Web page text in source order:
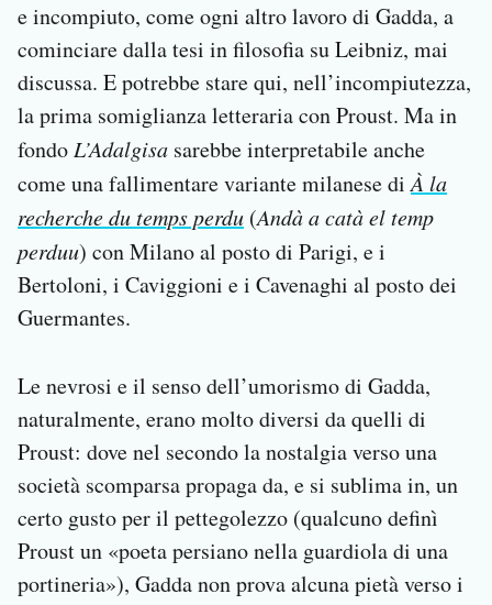
e incompiuto, come ogni altro lavoro di Gadda, a
cominciare dalla tesi in filosofia su Leibniz, mai
discussa. E potrebbe stare qui, nell’incompiutezza,
la prima somiglianza letteraria con Proust. Ma in
fondoL’Adalgisa sarebbe interpretabile anche
come una fallimentare variante milanese diÀ la
recherche du temps perdu (Andà a catà el temp
perduu) con Milano al posto di Parigi, e i
Bertoloni, i Caviggioni e i Cavenaghi al posto dei
Guermantes.
Le nevrosi e il senso dell’umorismo di Gadda,
naturalmente, erano molto diversi da quelli di
Proust: dove nel secondo la nostalgia verso una
società scomparsa propaga da, e si sublima in, un
certo gusto per il pettegolezzo (qualcuno definì
Proust un «poeta persiano nella guardiola di una
portineria»), Gadda non prova alcuna pietà verso i